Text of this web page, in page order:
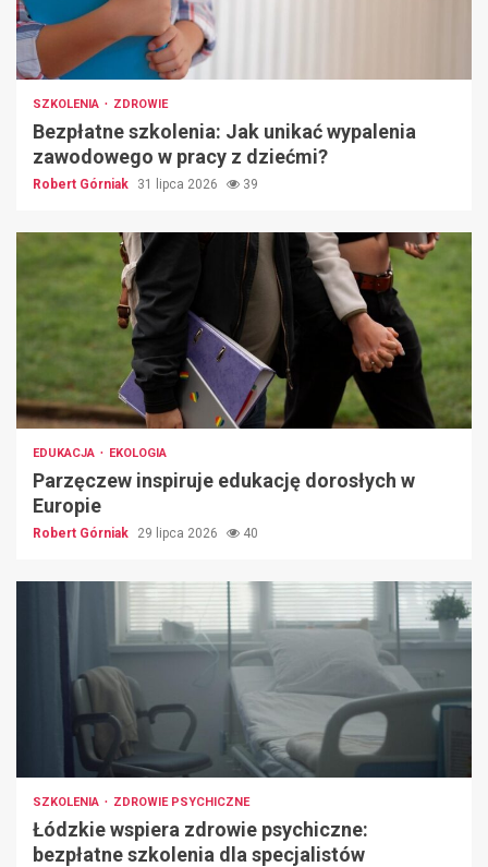
SZKOLENIA ZDROWIE
Bezpłatne szkolenia: Jak unikać wypalenia
zawodowego w pracy z dziećmi?
Robert Górniak 31 lipca 2026 39
EDUKACJA EKOLOGIA
Parzęczew inspiruje edukację dorosłych w
Europie
Robert Górniak 29 lipca 2026 40
SZKOLENIA ZDROWIE PSYCHICZNE
Łódzkie wspiera zdrowie psychiczne:
bezpłatne szkolenia dla specjalistów